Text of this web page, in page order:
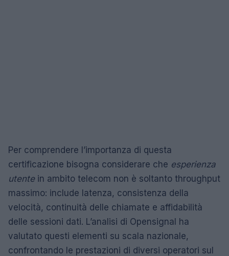
Per comprendere l’importanza di questa
certificazione bisogna considerare che esperienza
utentein ambito telecom non è soltanto throughput
massimo: include latenza, consistenza della
velocità, continuità delle chiamate e affidabilità
delle sessioni dati. L’analisi di Opensignal ha
valutato questi elementi su scala nazionale,
confrontando le prestazioni di diversi operatori sul